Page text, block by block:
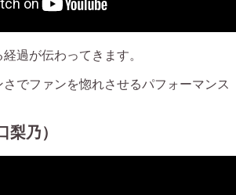
過が伝わってきます。
でファンを惚れさせるパフォーマンス
梨乃）